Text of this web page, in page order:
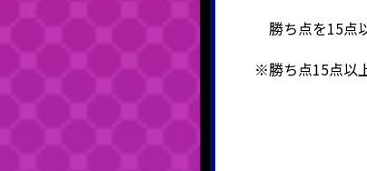
勝ち点を15点
※勝ち点15点以